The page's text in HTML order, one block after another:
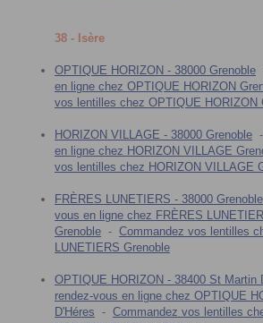
38 - Isère
OPTIQUE HORIZON - 38000 Grenoble
en ligne chez OPTIQUE HORIZON
vos lentilles chez OPTIQUE HORIZON
HORIZON VILLAGE - 38000 Grenoble -
en ligne chez HORIZON VILLAGE
vos lentilles chez HORIZON VILLAGE
FRÈRES LUNETIERS - 38000 Grenoble
vous en ligne chez FRÈRES
Grenoble - Commandez vos lentilles
LUNETIERS Grenoble
OPTIQUE HORIZON - 38400 St Martin
rendez-vous en ligne chez OPTIQUE
D'Héres - Commandez vos lentilles